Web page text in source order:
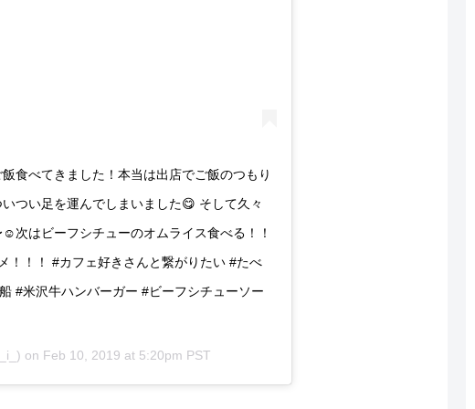
食べてきました！本当は出店でご飯のつもり
つい足を運んでしまいました😋 そして久々
次はビーフシチューのオムライス食べる！！
！！！ #カフェ好きさんと繋がりたい #たべ
#米沢牛ハンバーガー #ビーフシチューソー
on Feb 10, 2019 at 5:20pm PST